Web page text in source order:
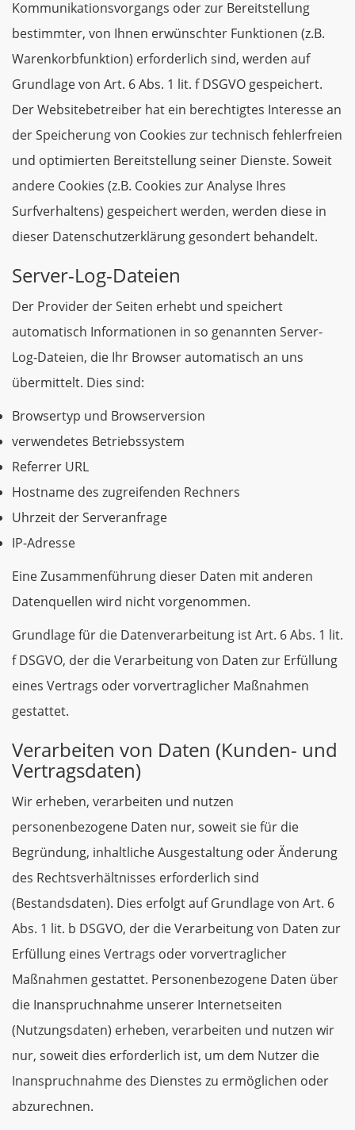
Kommunikationsvorgangs oder zur Bereitstellung
bestimmter, von Ihnen erwünschter Funktionen (z.B.
Warenkorbfunktion) erforderlich sind, werden auf
Grundlage von Art. 6 Abs. 1 lit. f DSGVO gespeichert.
Der Websitebetreiber hat ein berechtigtes Interesse an
der Speicherung von Cookies zur technisch fehlerfreien
und optimierten Bereitstellung seiner Dienste. Soweit
andere Cookies (z.B. Cookies zur Analyse Ihres
Surfverhaltens) gespeichert werden, werden diese in
dieser Datenschutzerklärung gesondert behandelt.
Server-Log-Dateien
Der Provider der Seiten erhebt und speichert
automatisch Informationen in so genannten Server-
Log-Dateien, die Ihr Browser automatisch an uns
übermittelt. Dies sind:
Browsertyp und Browserversion
verwendetes Betriebssystem
Referrer URL
Hostname des zugreifenden Rechners
Uhrzeit der Serveranfrage
IP-Adresse
Eine Zusammenführung dieser Daten mit anderen
Datenquellen wird nicht vorgenommen.
Grundlage für die Datenverarbeitung ist Art. 6 Abs. 1 lit.
f DSGVO, der die Verarbeitung von Daten zur Erfüllung
eines Vertrags oder vorvertraglicher Maßnahmen
gestattet.
Verarbeiten von Daten (Kunden- und
Vertragsdaten)
Wir erheben, verarbeiten und nutzen
personenbezogene Daten nur, soweit sie für die
Begründung, inhaltliche Ausgestaltung oder Änderung
des Rechtsverhältnisses erforderlich sind
(Bestandsdaten). Dies erfolgt auf Grundlage von Art. 6
Abs. 1 lit. b DSGVO, der die Verarbeitung von Daten zur
Erfüllung eines Vertrags oder vorvertraglicher
Maßnahmen gestattet. Personenbezogene Daten über
die Inanspruchnahme unserer Internetseiten
(Nutzungsdaten) erheben, verarbeiten und nutzen wir
nur, soweit dies erforderlich ist, um dem Nutzer die
Inanspruchnahme des Dienstes zu ermöglichen oder
abzurechnen.